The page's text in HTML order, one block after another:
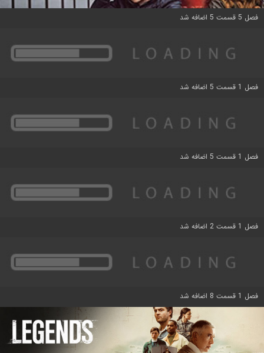
فصل 5 قسمت 5 اضافه شد
فصل 1 قسمت 5 اضافه شد
فصل 1 قسمت 5 اضافه شد
فصل 1 قسمت 2 اضافه شد
فصل 1 قسمت 8 اضافه شد